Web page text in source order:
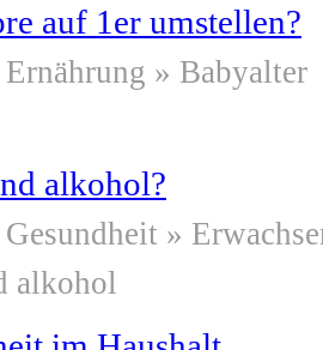
auf 1er umstellen?
Ernährung » Babyalter
alkohol?
Gesundheit »
alkohol